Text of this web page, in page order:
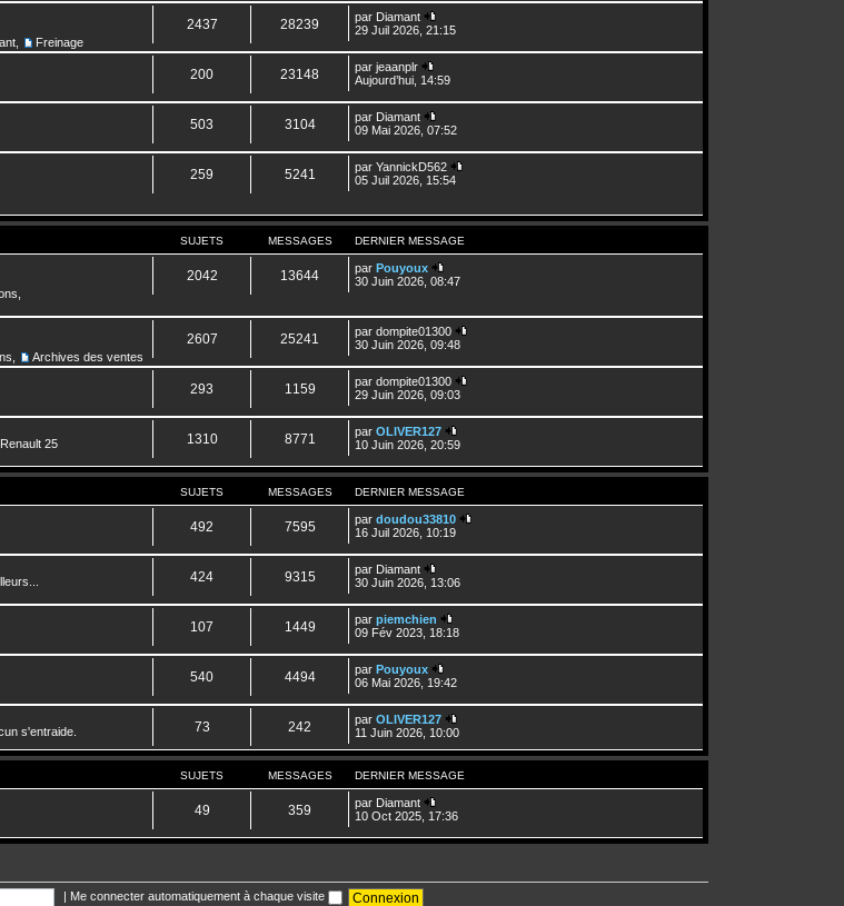
Freinage
2437 28239 par Diamant
29 Juil 2026, 21:15
200 23148 parjeaanplr
Aujourd’hui, 14:59
503 3104 par Diamant
09 Mai 2026, 07:52
259 5241 parYannickD562
05 Juil 2026, 15:54
SUJETS MESSAGES DERNIER MESSAGE
2042 13644 parPouyoux
30 Juin 2026, 08:47
Archives des ventes
2607 25241 pardompite01300
30 Juin 2026, 09:48
293 1159 pardompite01300
29 Juin 2026, 09:03
25
1310 8771 parOLIVER127
10 Juin 2026, 20:59
SUJETS MESSAGES DERNIER MESSAGE
492 7595 pardoudou33810
16 Juil 2026, 10:19
424 9315 par Diamant
30 Juin 2026, 13:06
107 1449 parpiemchien
09 Fév 2023, 18:18
540 4494 parPouyoux
06 Mai 2026, 19:42
s'entraide. 73 242 parOLIVER127
11 Juin 2026, 10:00
SUJETS MESSAGES DERNIER MESSAGE
49 359 par Diamant
10 Oct 2025, 17:36
Me connecter automatiquement à chaque visite